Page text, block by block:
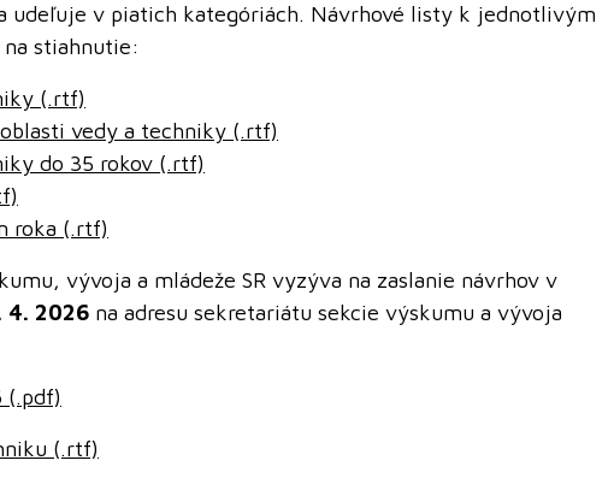
udeľuje v piatich kategóriách. Návrhové listy k jednotlivým
stiahnutie:
(.rtf)
vedy a techniky (.rtf)
do 35 rokov (.rtf)
roka (.rtf)
vývoja a mládeže SR vyzýva na zaslanie návrhov v
4. 2026 na adresu sekretariátu sekcie výskumu a vývoja
(.pdf)
(.rtf)